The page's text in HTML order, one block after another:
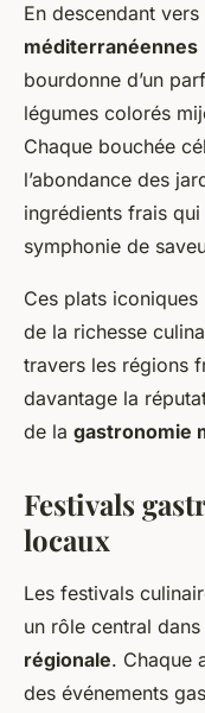
En descendant
méditerranéennes
bourdonne d’un
légumes colorés
Chaque bouchée
l’abondance des
ingrédients frais
symphonie de
Ces plats
de la richesse
travers les régions
davantage la
de la gastronomie
Festivals
locaux
Les festivals
un rôle central
régionale. Chaque
des événements